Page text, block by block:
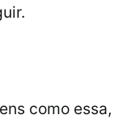
como essa,